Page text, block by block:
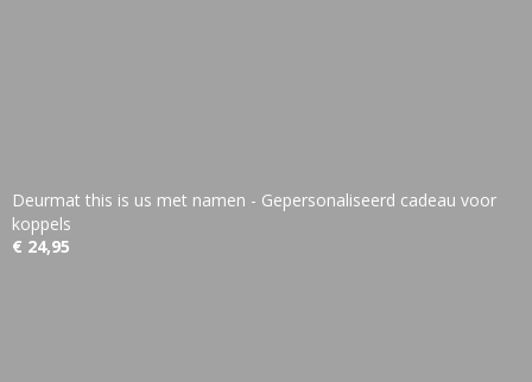
Deurmat this is us met namen - Gepersonaliseerd cadeau voor
koppels
€ 24,95